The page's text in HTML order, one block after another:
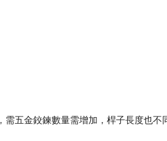
需五金鉸鍊數量需增加，桿子長度也不